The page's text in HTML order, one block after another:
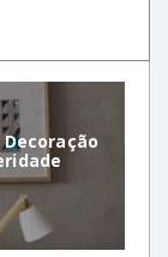
Decoração